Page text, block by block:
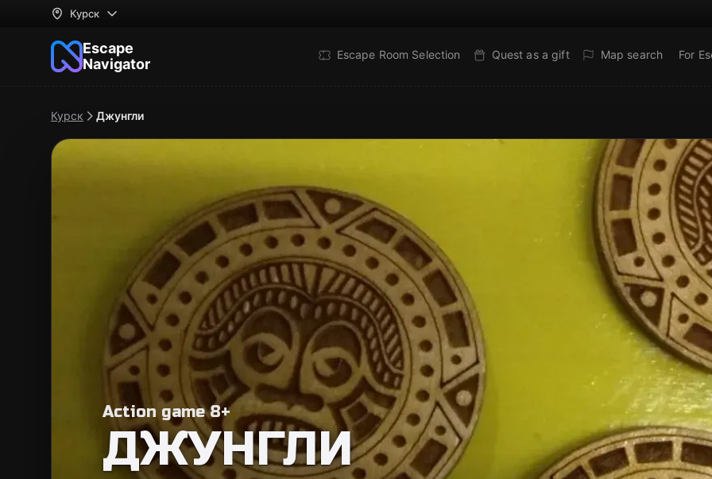
Курск
Escape
Navigator
Escape Room Selection Quest as a gift Map search For
Курск Джунгли
Action game 8+
ДЖУНГЛИ